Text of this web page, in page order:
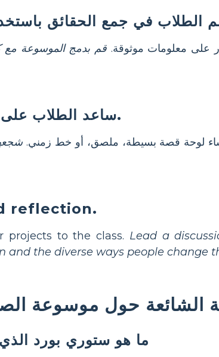
على معلومات موثوقة. قم بدمج الموسوعة مع
ساعد الطلاب على تنظيم نتائجهم بشكل مرئي.
لوحة قصة بسيطة، ملصق، أو خط زمني.
reflection.
projects to the class. Lead a
and the diverse ways people change
الشائعة حول موسوعة
ما هو ستوري بورد